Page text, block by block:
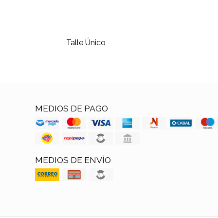
Talle Único
MEDIOS DE PAGO
MEDIOS DE ENVÍO